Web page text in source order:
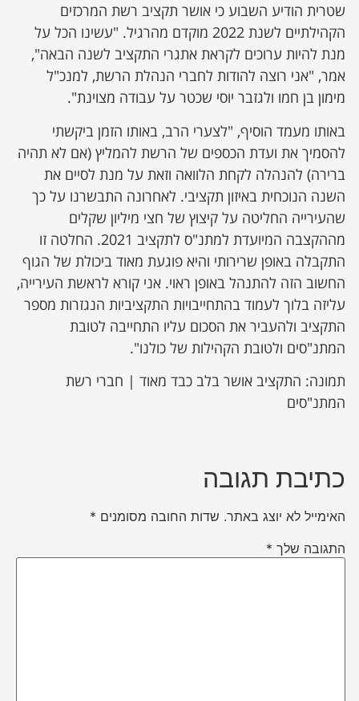
שטרית הודיע השבוע כי אושר תקציב רשת המרכזים
הקהילתיים לשנת 2022 מוקדם מהרגיל. "עשינו הכל על
מנת להיות ערוכים לקראת אתגרי התקציב לשנה הבאה",
אמר, "אני רוצה להודות לחברי הנהלת הרשת, למנכ"ל
מימון בן חמו ולגזבר יוסי שכטר על עבודה מצוינת".
באותו מעמד הוסיף, "לצערי הרב, באותו הזמן ביקשתי
להסמיך את ועדת הכספים של הרשת להמליץ (אם לא תהיה
ברירה) להנהלה לקחת הלוואה וזאת על מנת לסיים את
השנה הנוכחית באיזון תקציבי. לאחרונה התבשרנו על כך
שהעירייה החליטה על קיצוץ של חצי מיליון שקלים
מההקצבה המיועדת למתנ"ס לתקציב 2021. החלטה זו
התקבלה באופן שרירותי והיא פוגעת מאוד ביכולת של הגוף
החשוב הזה להתנהל באופן ראוי. אני קורא לראשת העירייה,
עליזה בלוך לעמוד בהתחייבויות התקציביות הנגזרות מספר
התקציב ולהעביר את הסכום עליו התחייבה לטובת
המתנ"סים ולטובת הקהילות של כולנו".
תמונה: התקציב אושר בלב כבד מאוד | חברי רשת
המתנ"סים
כתיבת תגובה
האימייל לא יוצג באתר. שדות החובה מסומנים *
התגובה שלך *